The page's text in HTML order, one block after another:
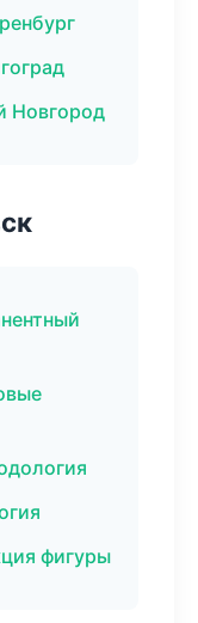
Новгород
фигуры